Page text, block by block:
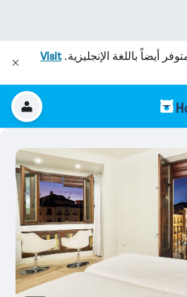
أيضاً باللغة الإنجليزية.Visit